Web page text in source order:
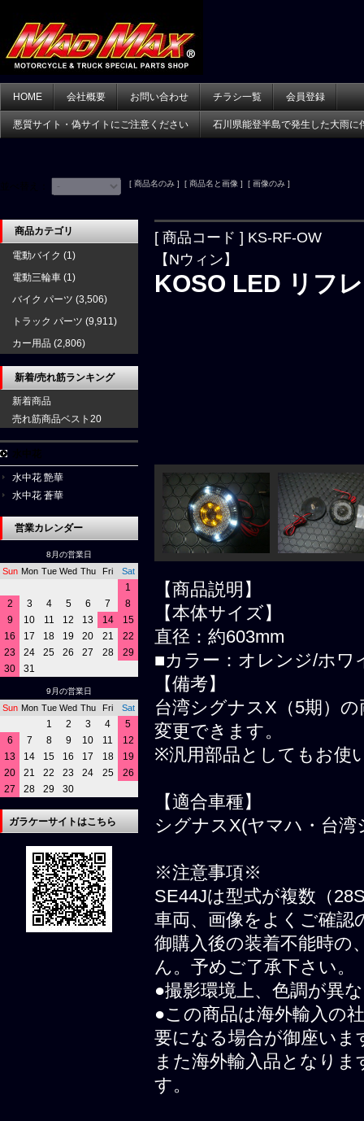
HOME 会社概要 お問い合わせ チラシ一覧 会員登録
悪質サイト・偽サイトにご注意ください 石川県能登半島で発生した大雨に
[ 商品名のみ ] [ 商品名と画像 ] [ 画像のみ ]
[ 商品コード ] KS-RF-OW
【Nウィン】
KOSO LED リフ
【商品説明】
【本体サイズ】
直径：約603mm
■カラー：オレンジ/ホワ
【備考】
台湾シグナスX（5期）
変更できます。
※汎用部品としてもお使
【適合車種】
シグナスX(ヤマハ・台
※注意事項※
SE44Jは型式が複数（
車両、画像をよくご確認
御購入後の装着不能時の
ん。予めご了承下さい。
●撮影環境上、色調が異
●この商品は海外輸入の
要になる場合が御座いま
また海外輸入品となり
す。
商品カテゴリ
電動バイク (1)
電動三輪車 (1)
バイク パーツ (3,506)
トラック パーツ (9,911)
カー用品 (2,806)
新着/売れ筋ランキング
新着商品
売れ筋商品ベスト20
水中花 艶華
水中花 蒼華
営業カレンダー
8月の営業日
Sun Mon Tue Wed Thu Fri Sat
1
2
3 4 5 6 7
8
9
10 11 12 13 14
15
16
17 18 19 20 21
22
23
24 25 26 27 28
29
30
31
9月の営業日
Sun Mon Tue Wed Thu Fri Sat
1 2 3 4
5
6
7 8 9 10 11
12
13
14 15 16 17 18
19
20
21 22 23 24 25
26
27
28 29 30
ガラケーサイトはこちら